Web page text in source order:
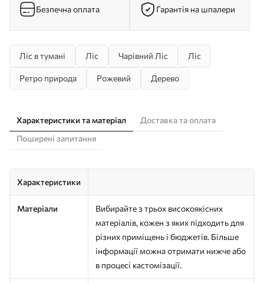
Безпечна оплата Гарантія на шпалери
Ліс в тумані Ліс Чарівний Ліс Ліс
Ретро природа Рожевий Дерево
Характеристики та матеріал
Доставка та оплата
Поширені запитання
Характеристики
Матеріали
Вибирайте з трьох високоякісних
матеріалів, кожен з яких підходить для
різних приміщень і бюджетів. Більше
інформації можна отримати нижче або
в процесі кастомізації.